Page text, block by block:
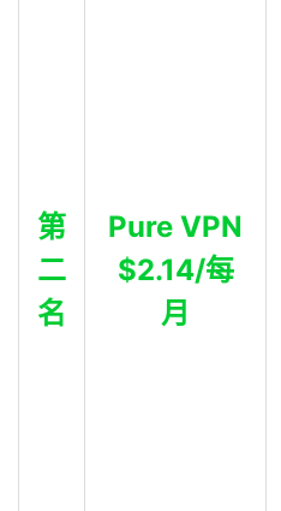
第
二
名
Pure VPN
$2.14/每
月